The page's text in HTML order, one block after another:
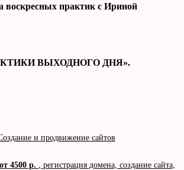
воскресных практик с Ириной
ВЫХОДНОГО ДНЯ».
4500 р. , регистрация домена, создание сайта,